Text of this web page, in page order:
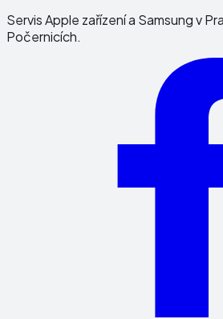
Servis Apple zařízení a Samsung v
Počernicích.